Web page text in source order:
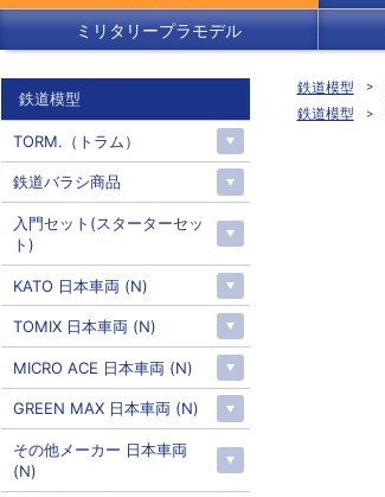
ミリタリープラモデル
鉄道模型
鉄道模型
鉄道模型
TORM.（トラム）
鉄道バラシ商品
入門セット(スターターセッ
ト)
KATO 日本車両 (N)
TOMIX 日本車両 (N)
MICRO ACE 日本車両 (N)
GREEN MAX 日本車両 (N)
その他メーカー 日本車両
(N)